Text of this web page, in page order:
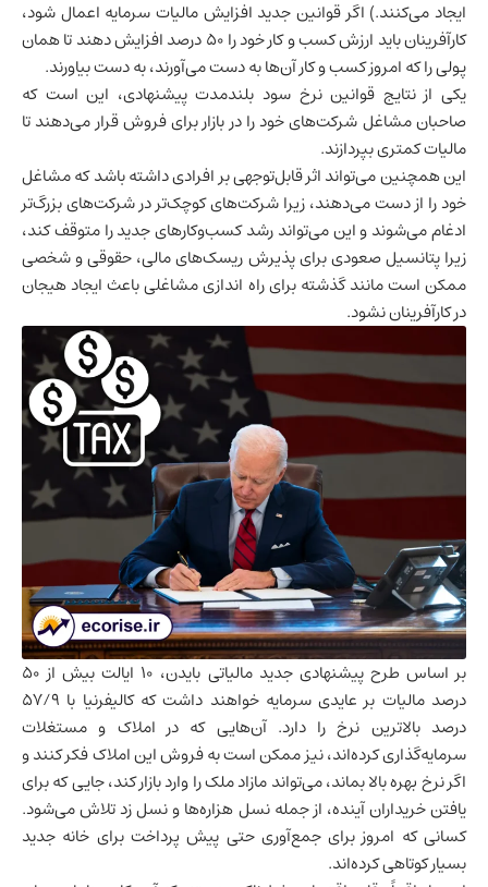
ایجاد می‌کنند.) اگر قوانین جدید افزایش مالیات سرمایه اعمال شود،
کارآفرینان باید ارزش کسب و کار خود را 50 درصد افزایش دهند تا همان
پولی را که امروز کسب و کار آن‌ها به دست می‌آورند، به دست بیاورند.
یکی از نتایج قوانین نرخ سود بلندمدت پیشنهادی، این است که
صاحبان مشاغل شرکت‌های خود را در بازار برای فروش قرار می‌دهند تا
مالیات کمتری بپردازند.
این همچنین می‌تواند اثر قابل‌توجهی بر افرادی داشته باشد که مشاغل
خود را از دست می‌دهند، زیرا شرکت‌های کوچک‌تر در شرکت‌های بزرگ‌تر
ادغام می‌شوند و این می‌تواند رشد کسب‌وکارهای جدید را متوقف کند،
زیرا پتانسیل صعودی برای پذیرش ریسک‌های مالی، حقوقی و شخصی
ممکن است مانند گذشته برای راه اندازی مشاغلی باعث ایجاد هیجان
در کارآفرینان نشود.
بر اساس طرح پیشنهادی جدید مالیاتی بایدن، 10 ایالت بیش از 50
درصد مالیات بر عایدی سرمایه خواهند داشت که کالیفرنیا با 57/9
درصد بالاترین نرخ را دارد. آن‌هایی که در املاک و مستغلات
سرمایه‌گذاری کرده‌اند، نیز ممکن است به فروش این املاک فکر کنند و
اگر نرخ بهره بالا بماند، می‌تواند مازاد ملک را وارد بازار کند، جایی که برای
یافتن خریداران آینده، از جمله نسل هزاره‌ها و نسل زد تلاش می‌شود.
کسانی که امروز برای جمع‌آوری حتی پیش پرداخت برای خانه جدید
بسیار کوتاهی کرده‌اند.